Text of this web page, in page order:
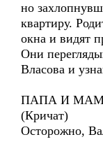
но
квартиру.
окна и видят
Они
Власова и
ПАПА И
(Кричат)
Осторожно,